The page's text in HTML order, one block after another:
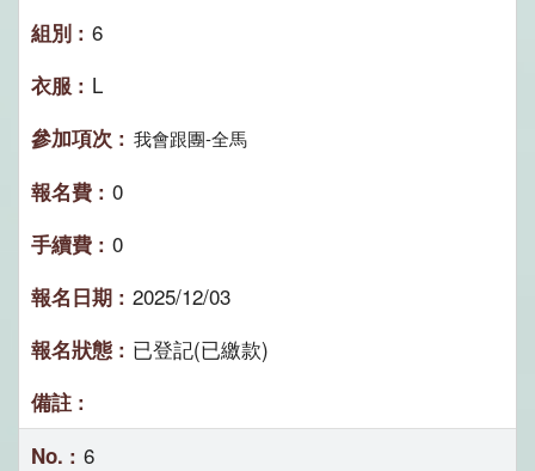
6
L
我會跟團-全馬
0
0
2025/12/03
已登記(已繳款)
6